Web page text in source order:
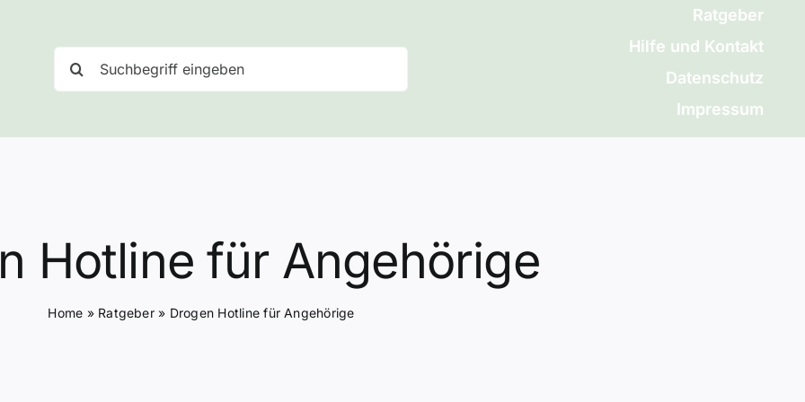
nach:
Ratgeber
Hilfe und Kontakt
Datenschutz
Impressum
Hotline für Angehörige
Home » Ratgeber» Drogen Hotline für Angehörige